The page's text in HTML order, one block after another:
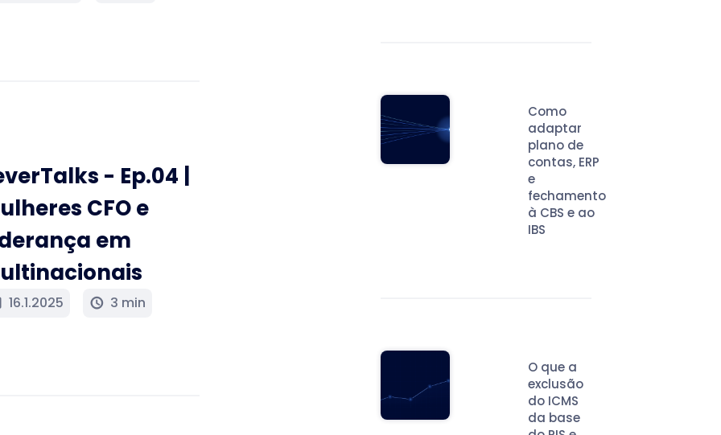
- Ep.04 |
CFO e
em
16.1.2025 schedule 3 min
Como
adaptar
plano de
contas, ERP
e
fechamento
à CBS e ao
IBS
O que a
exclusão
do ICMS
da base